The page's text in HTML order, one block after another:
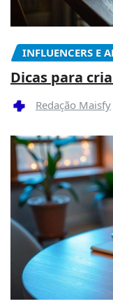
INFLUENCERS E
Dicas para
Redação Maisfy